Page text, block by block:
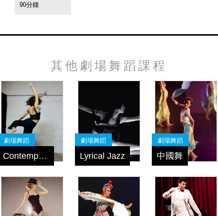
90分鐘
其他劇場舞蹈課程
劇場舞蹈
Contemporary Jazz
劇場舞蹈
Lyrical Jazz
劇場舞蹈
中國舞